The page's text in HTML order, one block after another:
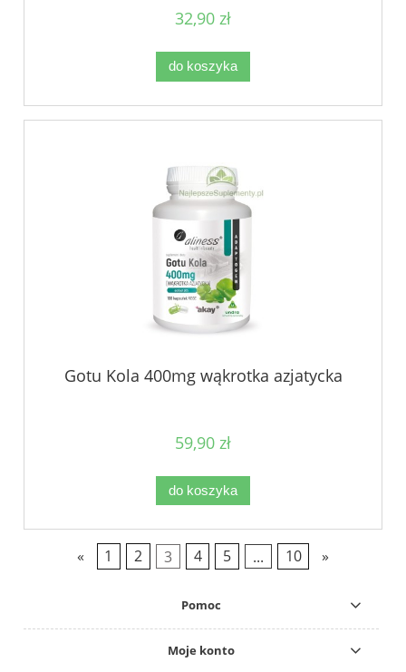
32,90 zł
do koszyka
Gotu Kola 400mg wąkrotka azjatycka
59,90 zł
do koszyka
« 1 2 3 4 5 ... 10 »
Pomoc
Moje konto